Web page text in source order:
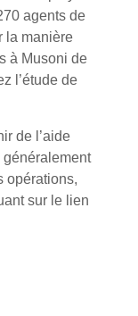
agents de
la manière
à Musoni de
l’étude de
de l’aide
généralement
opérations,
sur le lien